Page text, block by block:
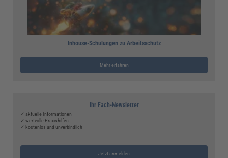
Inhouse-Schulungen zu Arbeitsschutz
Mehr erfahren
Ihr Fach-Newsletter
✓ aktuelle Informationen
✓ wertvolle Praxishilfen
✓ kostenlos und unverbindlich
Jetzt anmelden